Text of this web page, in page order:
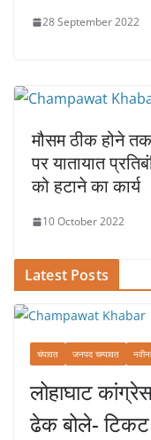
28 September 2022
मौसम ठीक होने तक
पर यातायात
को हटाने का कार्य
10 October 2022
Latest Posts
चंपावत जनपद चम्पावत
लोहाघाट
ढेक बोले- टिकट